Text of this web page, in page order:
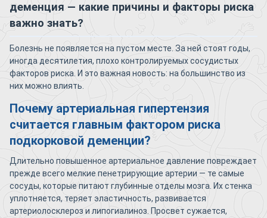
деменция — какие причины и факторы риска
важно знать?
Болезнь не появляется на пустом месте. За ней стоят годы,
иногда десятилетия, плохо контролируемых сосудистых
факторов риска. И это важная новость: на большинство из
них можно влиять.
Почему артериальная гипертензия
считается главным фактором риска
подкорковой деменции?
Длительно повышенное артериальное давление повреждает
прежде всего мелкие пенетрирующие артерии — те самые
сосуды, которые питают глубинные отделы мозга. Их стенка
уплотняется, теряет эластичность, развивается
артериолосклероз и липогиалиноз. Просвет сужается,